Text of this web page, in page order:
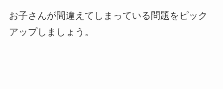
お子さんが間違えてしまっている問題をピック
アップしましょう。